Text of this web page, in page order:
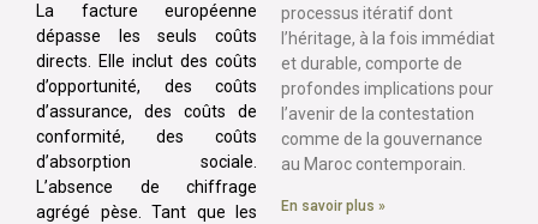
La facture européenne
dépasse les seuls coûts
directs. Elle inclut des coûts
d’opportunité, des coûts
d’assurance, des coûts de
conformité, des coûts
d’absorption sociale.
L’absence de chiffrage
agrégé pèse. Tant que les
processus itératif dont
l’héritage, à la fois immédiat
et durable, comporte de
profondes implications pour
l’avenir de la contestation
comme de la gouvernance
au Maroc contemporain.
En savoir plus »